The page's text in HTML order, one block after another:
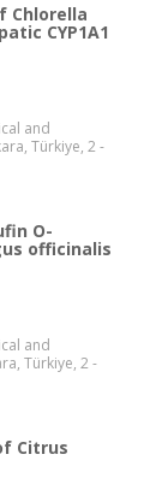
Chlorella
CYP1A1
and
Türkiye, 2 -
O-
officinalis
and
Türkiye, 2 -
Citrus